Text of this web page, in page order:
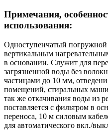
Примечания,
использования:
Одноступенчатый
вертикальным
в основании. Служит для
загрязненной воды без
частицами до 10 мм,
помещений, стиральных
так же откачивания воды из
поставляется с фильтром в
переноса, 10 м силовым
для автоматического вкл./